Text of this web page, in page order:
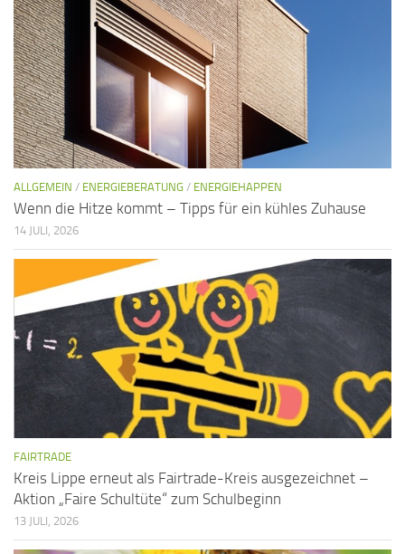
ALLGEMEIN / ENERGIEBERATUNG / ENERGIEHAPPEN
Wenn die Hitze kommt – Tipps für ein kühles Zuhause
14 JULI, 2026
FAIRTRADE
Kreis Lippe erneut als Fairtrade-Kreis ausgezeichnet –
Aktion „Faire Schultüte“ zum Schulbeginn
13 JULI, 2026